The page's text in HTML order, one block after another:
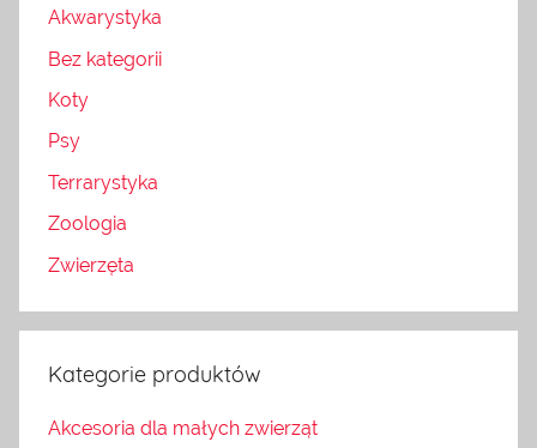
Akwarystyka
Bez kategorii
Koty
Psy
Terrarystyka
Zoologia
Zwierzęta
Kategorie produktów
Akcesoria dla małych zwierząt